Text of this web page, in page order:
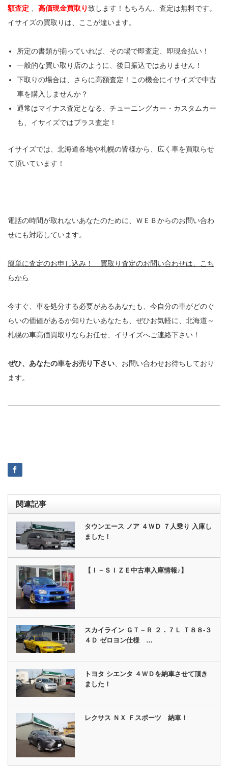
額査定 高価現金買取り致します！もちろん、査定は無料です。
イサイズの買取りは、ここが違います。
所定の書類が揃っていれば、その場で即査定、即現金払い！
一般的な買い取り店のように、後日振込ではありません！
下取りの場合は、さらに高額査定！この機会にイサイズで中古
車を購入しませんか？
通常はマイナス査定となる、チューニングカー・カスタムカー
も、イサイズではプラス査定！
イサイズでは、北海道各地や札幌の皆様から、広く車を買取らせ
て頂いています！
電話の時間が取れないあなたのために、ＷＥＢからのお問い合わ
せにも対応しています。
簡単に査定のお申し込み！ 買取り査定のお問い合わせは、こち
らから
今すぐ、車を処分する必要があるあなたも、今自分の車がどのぐ
らいの価値があるか知りたいあなたも、ぜひお気軽に、北海道～
札幌の車高価買取りならお任せ、イサイズへご連絡下さい！
ぜひ、あなたの車をお売り下さい 、お問い合わせお待ちしており
ます。
関連記事
タウンエース ノア ４ＷＤ ７人乗り 入庫し
ました！
【Ｉ－ＳＩＺＥ中古車入庫情報♪】
スカイライン ＧＴ－Ｒ ２．７Ｌ Ｔ８８‐３
４Ｄ ゼロヨン仕様 …
トヨタ シエンタ ４ＷＤを納車させて頂き
ました！
レクサス ＮＸ Ｆスポーツ 納車！